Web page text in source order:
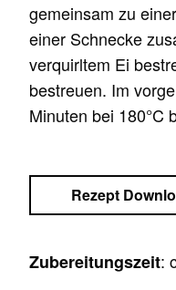
gemeinsam zu
einer Schnecke
verquirltem Ei
bestreuen. Im
Minuten bei 180°C
Rezept
Zubereitungszeit: